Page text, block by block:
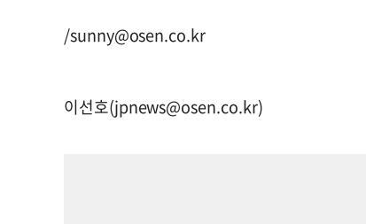
/sunny@osen.co.kr
이선호(jpnews@osen.co.kr)